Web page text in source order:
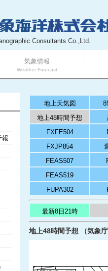
Consultants Co.,Ltd.
気象情報
Weather Forecast
地上天気図
地上48時間予想
FXFE504
FXJP854
FEAS507
FEAS519
FUPA302
最新8日21時
地上48時間予想 （気象
報